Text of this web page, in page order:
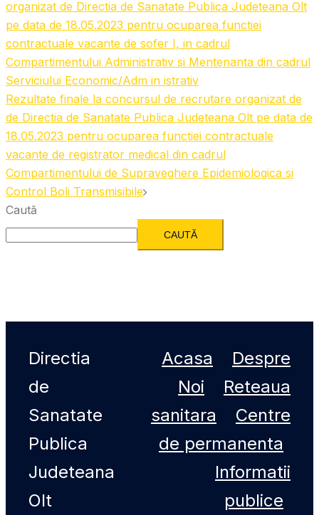
organizat de Directia de Sanatate Publica Judeteana Olt
pe data de 18.05.2023 pentru ocuparea functiei
contractuale vacante de sofer I, in cadrul
Compartimentului Administrativ si Mentenanta din cadrul
Serviciului Economic/Adm in istrativ
Rezultate finale la concursul de recrutare organizat de
de Directia de Sanatate Publica Judeteana Olt pe data de
18.05.2023 pentru ocuparea functiei contractuale
vacante de registrator medical din cadrul
Compartimentului de Supraveghere Epidemiologica si
Control Boli Transmisibile
Caută
CAUTĂ
Directia
de
Sanatate
Publica
Judeteana
Olt
Acasa
Despre
Noi
Reteaua
sanitara
Centre
de permanenta
Informatii
publice